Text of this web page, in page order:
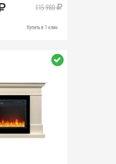
115 980
Купить в 1 клик